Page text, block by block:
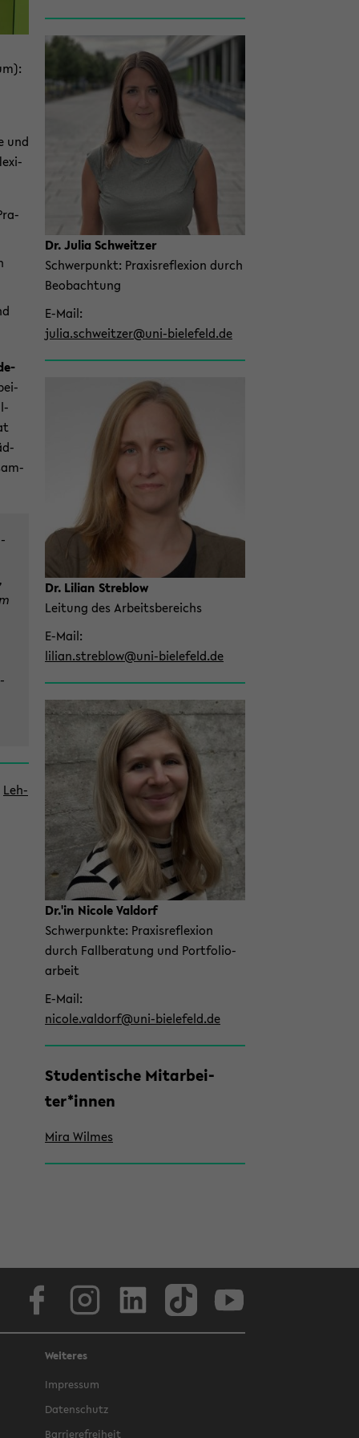
Dr. Julia Schweit­zer
Schwer­punkt: Pra­xis­re­fle­xi­on durch
Be­ob­ach­tung
E-​Mail
julia.schweit­zer@uni-​bielefeld.de
Dr. Li­li­an Streb­low
Lei­tung des Ar­beits­be­reichs
E-​Mail
li­li­an.streb­low@uni-​bielefeld.de
Dr.'in Ni­co­le Val­dorf
Schwer­punk­te: Pra­xis­re­fle­xi­on
durch Fall­be­ra­tung und Port­fo­lio­
ar­beit
E-​Mail
ni­co­le.val­dorf@uni-​bielefeld.de
Stu­den­ti­sche Mit­ar­bei­
ter*innen
Mira Wil­mes
und
Leh­
Face­book
Weiteres
Im­pres­sum
Da­ten­schutz
Bar­rie­re­frei­heit